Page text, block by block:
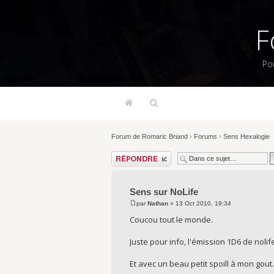
Forum de Romaric Briand › Forums › Sens Hexalogie
Répondre
Sens sur NoLife
parNathan » 13 Oct 2010, 19:34
Coucou tout le monde.
Juste pour info, l'émission 1D6 de
Et avec un beau petit spoill à mon